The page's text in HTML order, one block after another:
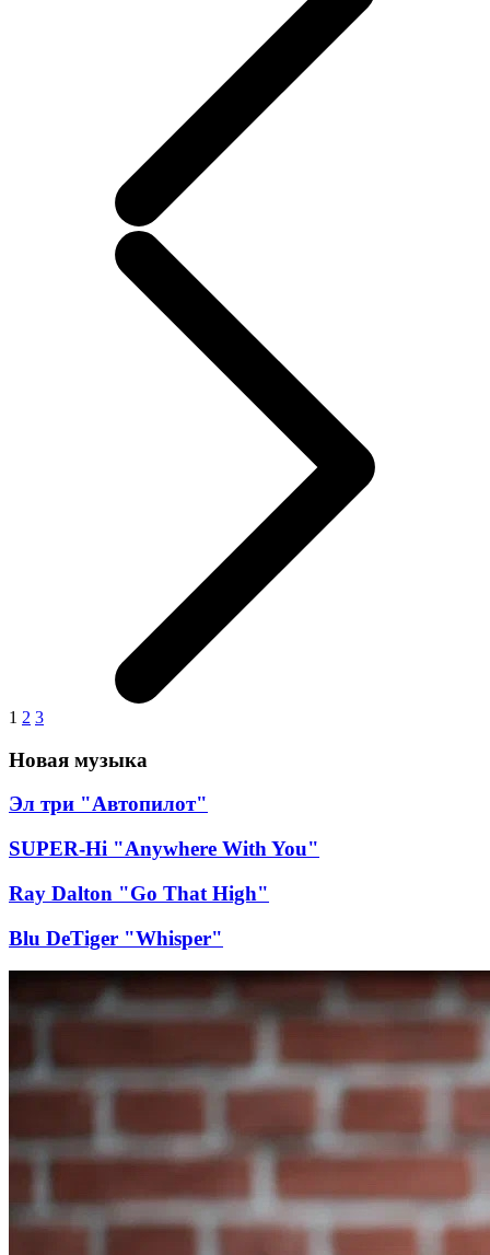
1 2 3
Новая музыка
Эл три "Автопилот"
SUPER-Hi "Anywhere With You"
Ray Dalton "Go That High"
Blu DeTiger "Whisper"